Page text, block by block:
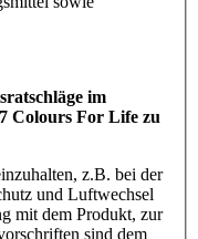
im
Colours For Life zu
z.B. bei der
und Luftwechsel
mit dem Produkt, zur
sind dem